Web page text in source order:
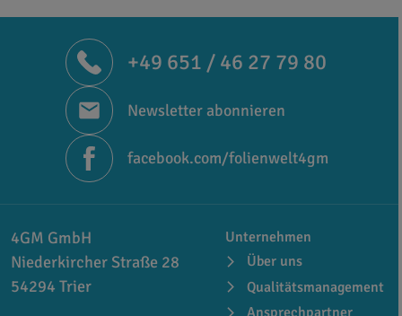
+49 651 / 46 27 79 80
Newsletter abonnieren
facebook.com/folienwelt4gm
4GM GmbH
Niederkircher Straße 28
54294 Trier
Unternehmen
Über uns
Qualitätsmanagement